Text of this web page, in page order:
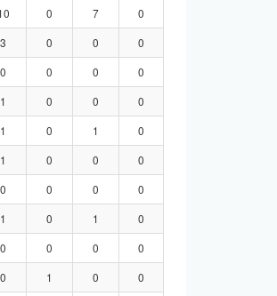
0 7
0
3 0 0
0
0 0 0
0
1 0 0
0
1 0 1
0
1 0 0
0
0 0 0
0
1 0 1
0
0 0 0
0
0 1 0
0